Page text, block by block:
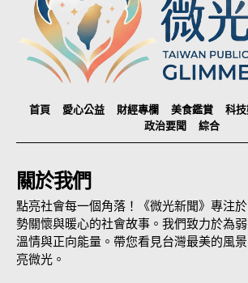
首頁 愛心公益 財經專欄 美食鑑賞 科
政治要聞
綜合
關於我們
點亮社會每一個角落！《微光新聞》專注
勢關懷與暖心的社會故事。我們致力於為
溫情與正向能量。帶您看見台灣最美的風
亮微光。